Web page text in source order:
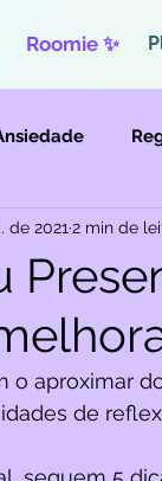
Roomie ✨
de 2021 2 min de
o aproximar
de